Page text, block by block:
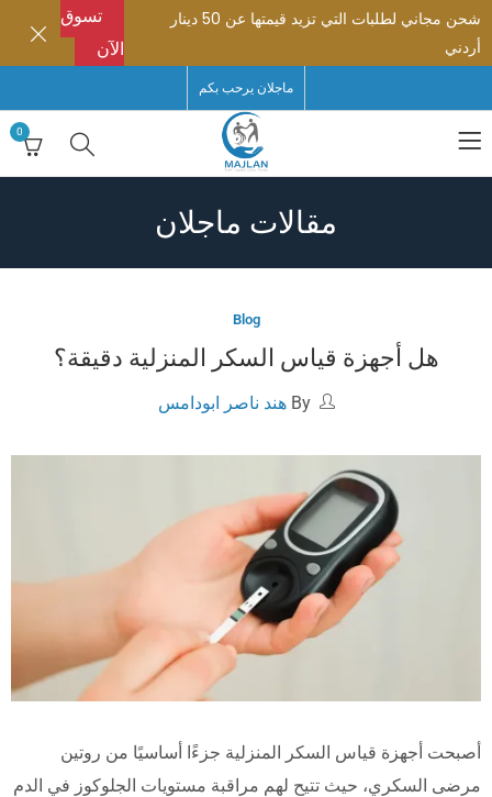
شحن مجاني لطلبات التي تزيد قيمتها عن 50 دينار
أردني
تسوق
الآن
ماجلان يرحب بكم
0
مقالات ماجلان
Blog
هل أجهزة قياس السكر المنزلية دقيقة؟
By هند ناصر ابودامس
أصبحت أجهزة قياس السكر المنزلية جزءًا أساسيًا من روتين
مرضى السكري، حيث تتيح لهم مراقبة مستويات الجلوكوز في الدم